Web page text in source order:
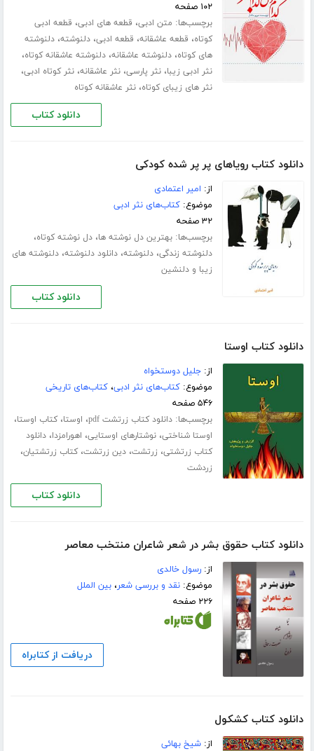
۱۰۲ صفحه
برچسب‌ها: متن ادبی، قطعه های ادبی، قطعه ادبی
کوتاه، قطعه عاشقانه، قطعه ادبی،دلنوشته،دلنوشته
های کوتاه،دلنوشته عاشقانه،دلنوشته عاشقانه کوتاه،
نثر ادبی زیبا،نثر پارسی،نثر عاشقانه،نثر کوتاه ادبی،
نثر های زیبای کوتاه،نثر عاشقانه کوتاه
دانلود کتاب
دانلود کتاب رویاهای پر پر شده کودکی
از: امیر اعتمادی
موضوع:کتاب‌های نثر ادبی
۳۲ صفحه
برچسب‌ها:بهترین دل نوشته ها،دل نوشته کوتاه،
دلنوشته زندگی،دلنوشته،دانلود دلنوشته،دلنوشته های
زیبا و دلنشین
دانلود کتاب
دانلود کتاب اوستا
از:جلیل دوستخواه
موضوع:کتاب‌های نثر ادبی،کتاب‌های تاریخی
۵۴۶ صفحه
برچسب‌ها:دانلود کتاب زرتشت pdf ، اوستا،کتاب اوستا،
اوستا شناختی،نوشتارهای اوستایی، اهورامزدا،دانلود
کتاب زرتشتی، زرتشت،دین زرتشت،کتاب زرتشتیان،
زردشت
دانلود کتاب
دانلود کتاب حقوق بشر در شعر شاعران منتخب معاصر
از:رسول خالدی
موضوع:نقد و بررسی شعر،بین الملل
۲۲۶ صفحه
دریافت از کتابراه
دانلود کتاب کشکول
از:شیخ بهائی